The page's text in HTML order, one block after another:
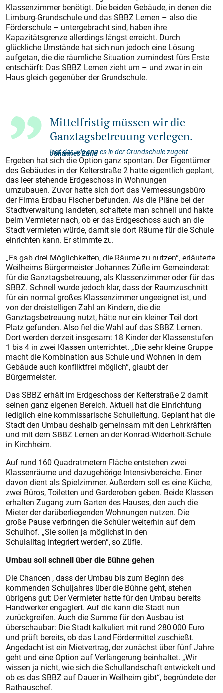
Klassenzimmer benötigt. Die beiden Gebäude, in denen die
Limburg-Grundschule und das SBBZ Lernen – also die
Förderschule – untergebracht sind, haben ihre
Kapazitätsgrenze allerdings längst erreicht. Durch
glückliche Umstände hat sich nun jedoch eine Lösung
aufgetan, die die räumliche Situation zumindest fürs Erste
entschärft: Das SBBZ Lernen zieht um – und zwar in ein
Haus gleich gegenüber der Grundschule.
Mittelfristig müssen wir die
Ganztagsbetreuung verlegen.
Johannes Züfle
legt dar, wie eng es in der Grundschule zugeht
Ergeben hat sich die Option ganz spontan. Der Eigentümer
des Gebäudes in der Kelterstraße 2 hatte eigentlich geplant,
das leer stehende Erdgeschoss in Wohnungen
umzubauen. Zuvor hatte sich dort das Vermessungsbüro
der Firma Erdbau Fischer befunden. Als die Pläne bei der
Stadtverwaltung landeten, schaltete man schnell und hakte
beim Vermieter nach, ob er das Erdgeschoss auch an die
Stadt vermieten würde, damit sie dort Räume für die Schule
einrichten kann. Er stimmte zu.
„Es gab drei Möglichkeiten, die Räume zu nutzen“, erläuterte
Weilheims Bürgermeister Johannes Züfle im Gemeinderat:
für die Ganztagsbetreuung, als Klassenzimmer oder für das
SBBZ. Schnell wurde jedoch klar, dass der Raumzuschnitt
für ein normal großes Klassenzimmer ungeeignet ist, und
von der dreistelligen Zahl an Kindern, die die
Ganztagsbetreuung nutzt, hätte nur ein kleiner Teil dort
Platz gefunden. Also fiel die Wahl auf das SBBZ Lernen.
Dort werden derzeit insgesamt 18 Kinder der Klassenstufen
1 bis 4 in zwei Klassen unterrichtet. „Die sehr kleine Gruppe
macht die Kombination aus Schule und Wohnen in dem
Gebäude auch konfliktfrei möglich“, glaubt der
Bürgermeister.
Das SBBZ erhält im Erdgeschoss der Kelterstraße 2 damit
seinen ganz eigenen Bereich. Aktuell hat die Einrichtung
lediglich eine kommissarische Schulleitung. Geplant hat die
Stadt den Umbau deshalb gemeinsam mit den Lehrkräften
und mit dem SBBZ Lernen an der Konrad-Widerholt-Schule
in Kirchheim.
Auf rund 160 Quadratmetern Fläche entstehen zwei
Klassenräume und dazugehörige Intensivbereiche. Einer
davon dient als Spielzimmer. Außerdem soll es eine Küche,
zwei Büros, Toiletten und Garderoben geben. Beide Klassen
erhalten Zugang zum Garten des Hauses, den auch die
Mieter der darüberliegenden Wohnungen nutzen. Die
große Pause verbringen die Schüler weiterhin auf dem
Schulhof. „Sie sollen ja möglichst in den
Schulalltag integriert werden“, so Züfle.
Umbau soll schnell über die Bühne gehen
Die Chancen , dass der Umbau bis zum Beginn des
kommenden Schuljahres über die Bühne geht, stehen
übrigens gut: Der Vermieter hatte für den Umbau bereits
Handwerker engagiert. Auf die kann die Stadt nun
zurückgreifen. Auch die Summe für den Ausbau ist
überschaubar: Die Stadt kalkuliert mit rund 280 000 Euro
und prüft bereits, ob das Land Fördermittel zuschießt.
Angedacht ist ein Mietvertrag, der zunächst über fünf Jahre
geht und eine Option auf Verlängerung beinhaltet. „Wir
wissen ja nicht, wie sich die Schullandschaft entwickelt und
ob es das SBBZ auf Dauer in Weilheim gibt“, begründete der
Rathauschef.